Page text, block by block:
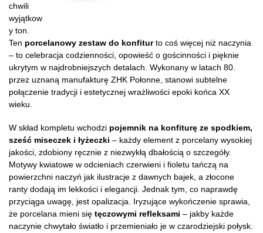
chwili
wyjątkow
y ton.
Ten porcelanowy zestaw do konfiturto coś więcej niż naczynia
– to celebracja codzienności, opowieść o gościnności i pięknie
ukrytym w najdrobniejszych detalach. Wykonany w latach 80.
przez uznaną manufakturę ZHK Połonne, stanowi subtelne
połączenie tradycji i estetycznej wrażliwości epoki końca XX
wieku.
W skład kompletu wchodzi pojemnik na konfiturę ze spodkiem,
sześć miseczek i łyżeczki – każdy element z porcelany wysokiej
jakości, zdobiony ręcznie z niezwykłą dbałością o szczegóły.
Motywy kwiatowe w odcieniach czerwieni i fioletu tańczą na
powierzchni naczyń jak ilustracje z dawnych bajek, a złocone
ranty dodają im lekkości i elegancji. Jednak tym, co naprawdę
przyciąga uwagę, jest opalizacja. Iryzujące wykończenie sprawia,
że porcelana mieni się tęczowymi refleksami – jakby każde
naczynie chwytało światło i przemieniało je w czarodziejski połysk.